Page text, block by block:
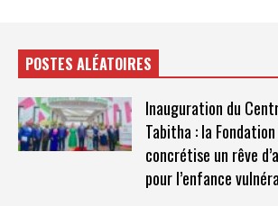
POSTES ALÉATOIRES
Inauguration du
Tabitha : la
concrétise un rêve
pour l’enfance